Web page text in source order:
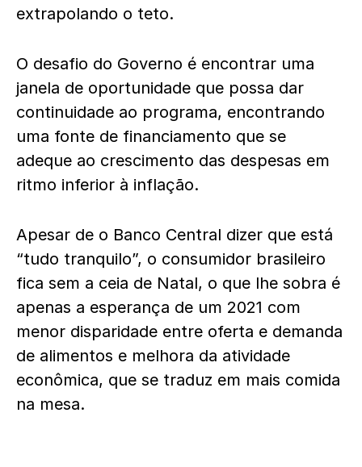
extrapolando o teto.
O desafio do Governo é encontrar uma
janela de oportunidade que possa dar
continuidade ao programa, encontrando
uma fonte de financiamento que se
adeque ao crescimento das despesas em
ritmo inferior à inflação.
Apesar de o Banco Central dizer que está
“tudo tranquilo”, o consumidor brasileiro
fica sem a ceia de Natal, o que lhe sobra é
apenas a esperança de um 2021 com
menor disparidade entre oferta e demanda
de alimentos e melhora da atividade
econômica, que se traduz em mais comida
na mesa.